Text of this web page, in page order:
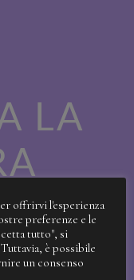
LA
offrirvi l'esperienza
preferenze e le
tutto", si
è possibile
un consenso